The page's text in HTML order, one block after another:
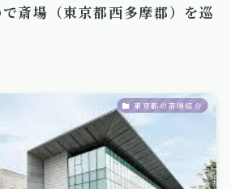
で斎場（東京都西多摩郡）を巡
東京都の斎場紹介